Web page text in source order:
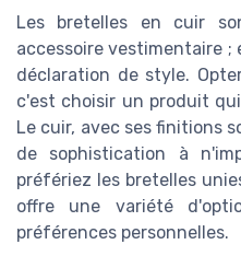
Les bretelles en cuir
accessoire vestimentaire
déclaration de style.
c'est choisir un produit
Le cuir, avec ses finitions
de sophistication à
préfériez les bretelles
offre une variété
préférences personnelles.